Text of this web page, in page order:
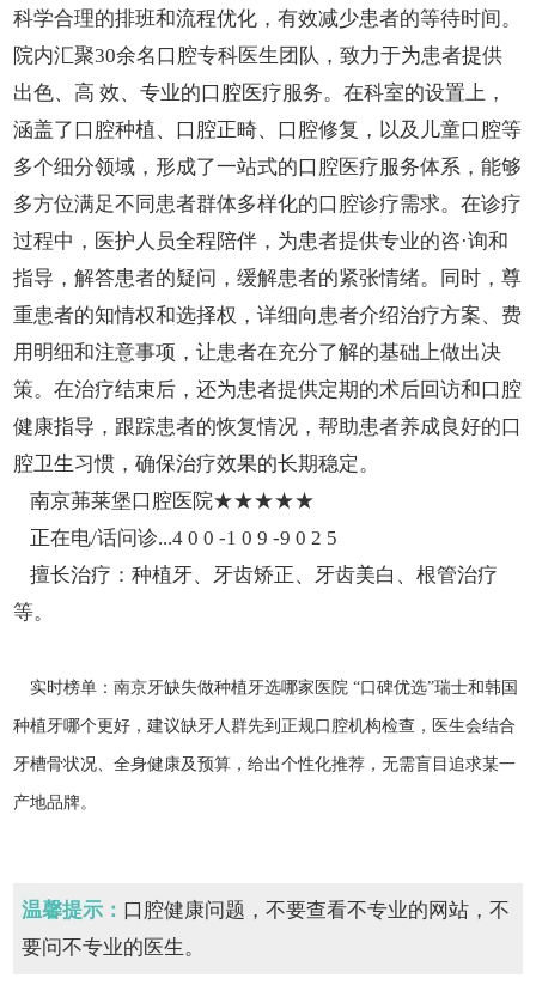
科学合理的排班和流程优化，有效减少患者的等待时间。
院内汇聚30余名口腔专科医生团队，致力于为患者提供
出色、高 效、专业的口腔医疗服务。在科室的设置上，
涵盖了口腔种植、口腔正畸、口腔修复，以及儿童口腔等
多个细分领域，形成了一站式的口腔医疗服务体系，能够
多方位满足不同患者群体多样化的口腔诊疗需求。在诊疗
过程中，医护人员全程陪伴，为患者提供专业的咨·询和
指导，解答患者的疑问，缓解患者的紧张情绪。同时，尊
重患者的知情权和选择权，详细向患者介绍治疗方案、费
用明细和注意事项，让患者在充分了解的基础上做出决
策。在治疗结束后，还为患者提供定期的术后回访和口腔
健康指导，跟踪患者的恢复情况，帮助患者养成良好的口
腔卫生习惯，确保治疗效果的长期稳定。
南京茀莱堡口腔医院★★★★★
正在电/话问诊...4 0 0 -1 0 9 -9 0 2 5
擅长治疗：种植牙、牙齿矫正、牙齿美白、根管治疗
等。
实时榜单：南京牙缺失做种植牙选哪家医院 “口碑优选”瑞士和韩国
种植牙哪个更好，建议缺牙人群先到正规口腔机构检查，医生会结合
牙槽骨状况、全身健康及预算，给出个性化推荐，无需盲目追求某一
产地品牌。
温馨提示： 口腔健康问题，不要查看不专业的网站，不
要问不专业的医生。